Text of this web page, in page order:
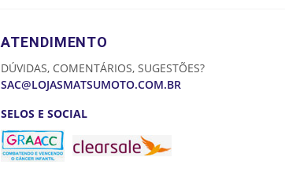
ATENDIMENTO
DÚVIDAS, COMENTÁRIOS, SUGESTÕES?
SAC@LOJASMATSUMOTO.COM.BR
SELOS E SOCIAL